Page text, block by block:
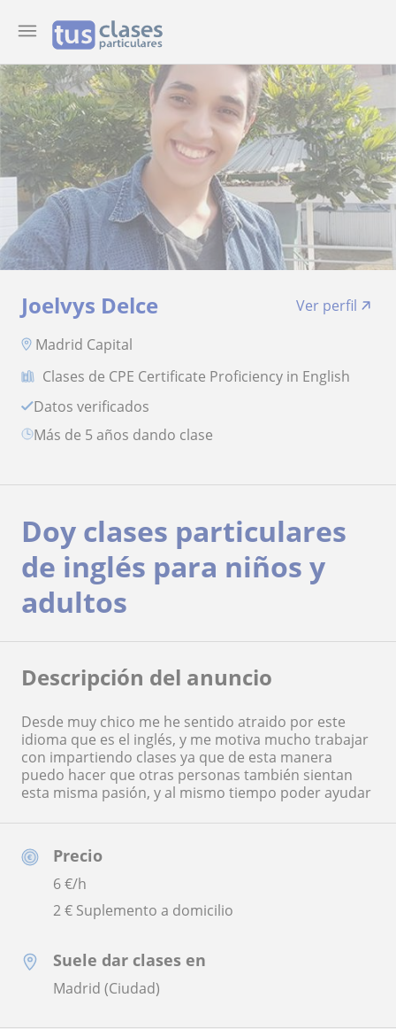
Joelvys Delce
Ver perfil
Madrid Capital
Clases de CPE Certificate Proficiency in English
Datos verificados
más de 5 años dando clase
Precio
6€/h
2 € Suplemento a domicilio
Suele dar clases en
Madrid (Ciudad)
Doy clases particulares
de inglés para niños y
adultos
Descripción del anuncio
Desde muy chico me he sentido atraido por este
idioma que es el inglés, y me motiva mucho trabajar
con impartiendo clases ya que de esta manera
puedo hacer que otras personas también sientan
esta misma pasión, y al mismo tiempo poder ayudar